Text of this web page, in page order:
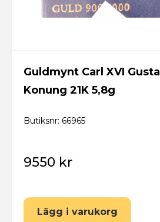
Guldmynt Carl XVI
Konung 21K 5,8g
Butiksnr: 66965
9550 kr
Lägg i varukorg